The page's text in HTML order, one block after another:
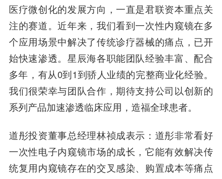
医疗微创化的发展方向，一直是君联资本重点关
注的赛道。近年来，我们看到一次性内窥镜在多
个应用场景中解决了传统诊疗器械的痛点，已开
始快速渗透。星辰海各职能团队经验丰富、配合
多年，有从0到1到骄人业绩的完整商业化经验。
我们很荣幸与团队合作，期待支持公司以创新的
系列产品加速渗透临床应用，造福全球患者。
道彤投资董事总经理林祯成表示：道彤非常看好
一次性电子内窥镜市场的成长，它能有效解决传
统复用内窥镜存在的交叉感染、购置成本等痛点